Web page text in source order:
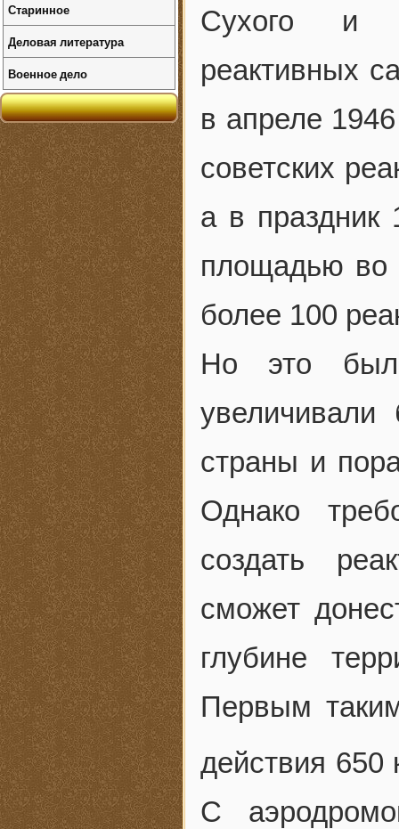
Сухого и
реактивных
в апреле
советских
а в праздник
площадью во
более 100
Но это
страны и
Однако
создать
сможет
глубине
Первым
действия 650
С
Старинное
Деловая литература
Военное дело